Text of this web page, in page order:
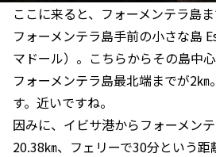
ここに来ると、フォーメンテラ島ま
フォーメンテラ島手前の小さな島
マドール）。こちらからその島中
フォーメンテラ島最北端までが2
す。近いですね。
因みに、イビサ港からフォーメン
20.38㎞、フェリーで30分という距